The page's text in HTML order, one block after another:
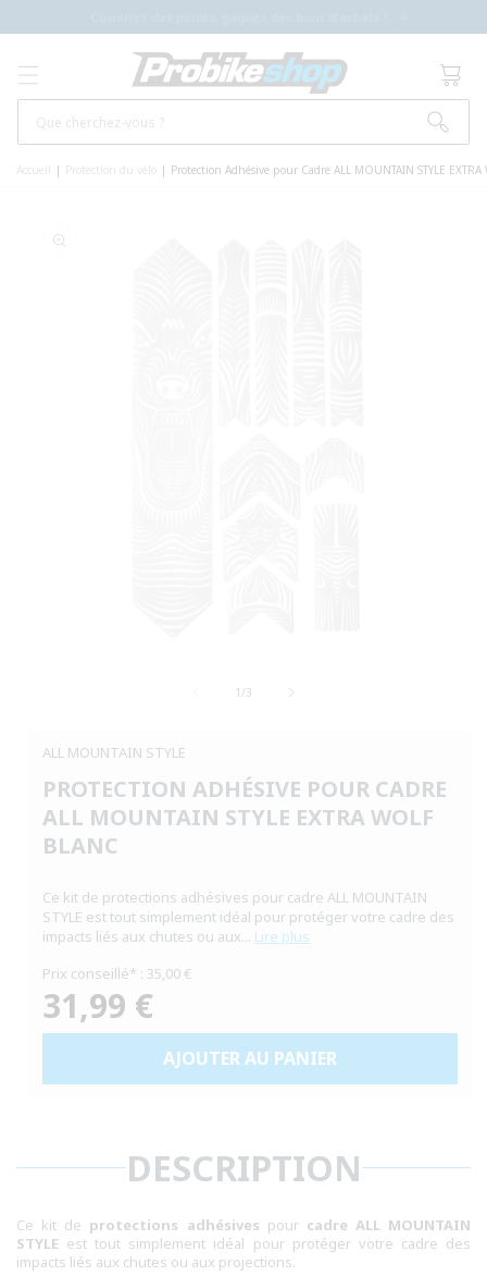
AU
Que cherchez-vous ?
Panier
Accueil | Protection du vélo | Protection Adhésive pour Cadre ALL MOUNTAIN STYLE EXTRA
fenêtre
1/de3
ALL MOUNTAIN STYLE
PROTECTION ADHÉSIVE POUR CADRE
ALL MOUNTAIN STYLE EXTRA WOLF
BLANC
Ce kit de protections adhésives pour cadre ALL MOUNTAIN
STYLE est tout simplement idéal pour protéger votre cadre des
impacts liés aux chutes ou aux... Lire plus
Prix conseillé* : 35,00 €
Prix
habituel
31,99 €
AJOUTER AU PANIER
DESCRIPTION
Ce kit de protections adhésives pour cadre ALL MOUNTAIN
STYLE est tout simplement idéal pour protéger votre cadre des
impacts liés aux chutes ou aux projections.